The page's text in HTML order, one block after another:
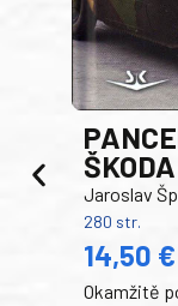
ŠKODA
Jaroslav
280 str.
14,50
Okamžitě